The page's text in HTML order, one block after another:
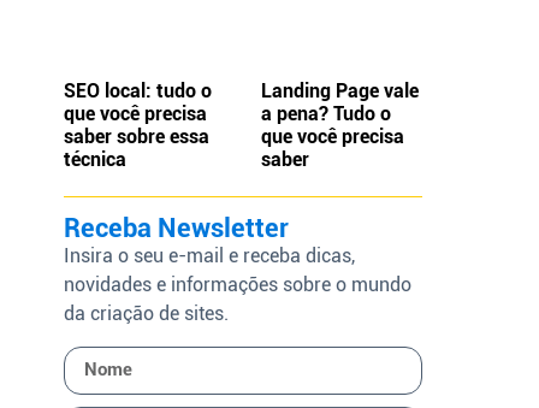
SEO local: tudo o
que você precisa
saber sobre essa
técnica
Landing Page vale
a pena? Tudo o
que você precisa
saber
Receba Newsletter
Insira o seu e-mail e receba dicas,
novidades e informações sobre o mundo
da criação de sites.